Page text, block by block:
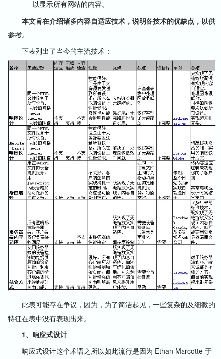
以显示所有网站的内容。
本文旨在介绍诸多内容自适应技术，说明各技术的优缺点，以供
参考。
下表列出了当今的主流技术：
此表可能存在争议，因为，为了简洁起见，一些复杂的及细微的
特征在表中没有表现出来。
1、响应式设计
响应式设计这个术语之所以如此流行是因为 Ethan Marcotte 于